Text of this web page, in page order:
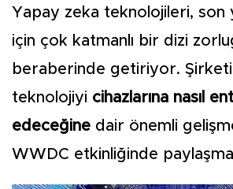
Yapay zeka teknolojileri, son
için çok katmanlı bir dizi
beraberinde getiriyor.
teknolojiyi cihazlarına nasıl
edeceğine dair önemli
WWDC etkinliğinde